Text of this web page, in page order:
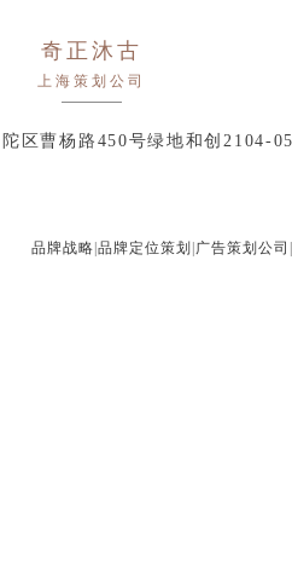
奇正沐古
上海策划公司
区曹杨路450号绿地和创2104-
品牌战略 品牌定位策划 广告策划公司